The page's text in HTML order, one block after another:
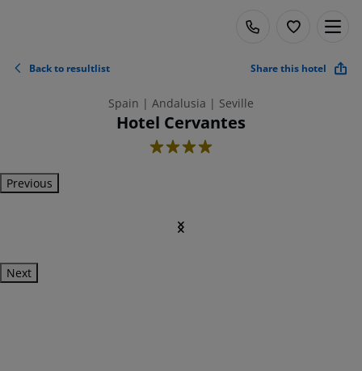
Back to resultlist Share this hotel
Spain | Andalusia | Seville
Hotel Cervantes
4
Previous
Next